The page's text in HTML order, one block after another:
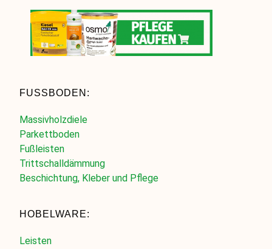
FUSSBODEN:
Massivholzdiele
Parkettboden
Fußleisten
Trittschalldämmung
Beschichtung, Kleber und Pflege
HOBELWARE:
Leisten